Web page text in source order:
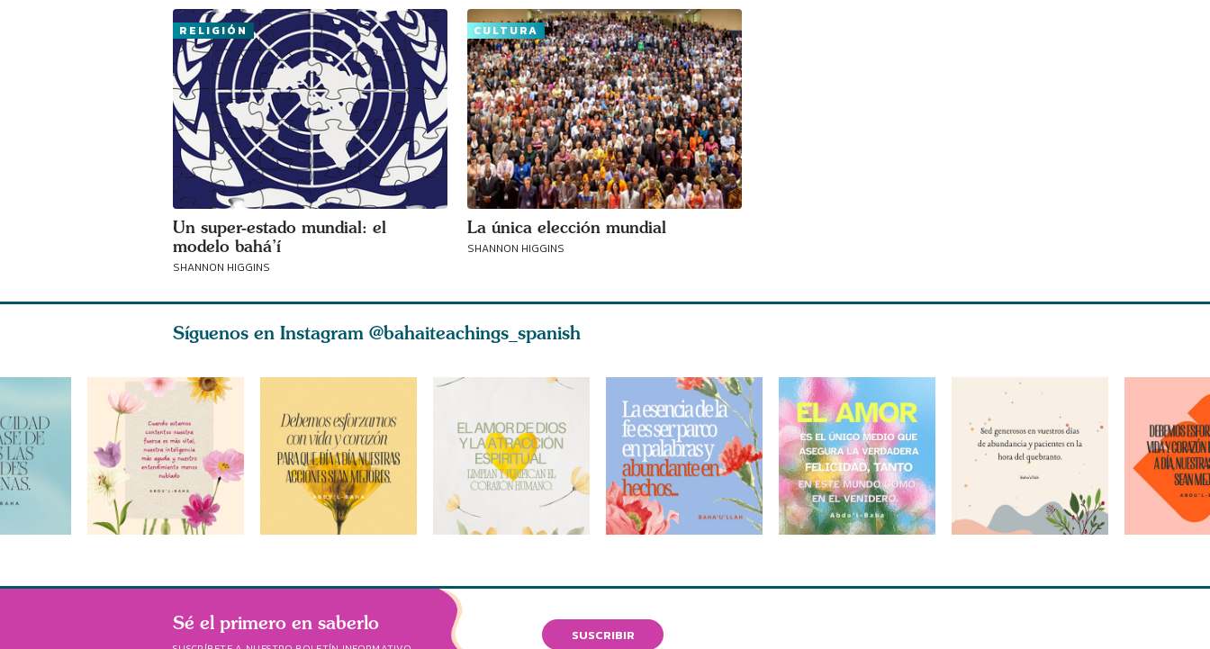
RELIGIÓN
Un super-estado mundial: el
modelo bahá’í
SHANNON HIGGINS
CULTURA
La única elección mundial
SHANNON HIGGINS
Síguenos en Instagram @bahaiteachings_spanish
Sé el primero en saberlo
SUSCRIBIR